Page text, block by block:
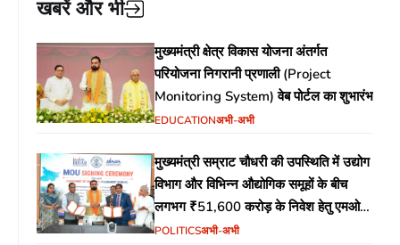
खबरें और भी
मुख्यमंत्री क्षेत्र विकास योजना अंतर्गत
परियोजना निगरानी प्रणाली (Project
Monitoring System) वेब पोर्टल का शुभारंभ
EDUCATIONअभी-अभी
मुख्यमंत्री सम्राट चौधरी की उपस्थिति में उद्योग
विभाग और विभिन्न औद्योगिक समूहों के बीच
लगभग ₹51,600 करोड़ के निवेश हेतु एमओयू
(MoU) पर हस्ताक्षर
POLITICSअभी-अभी